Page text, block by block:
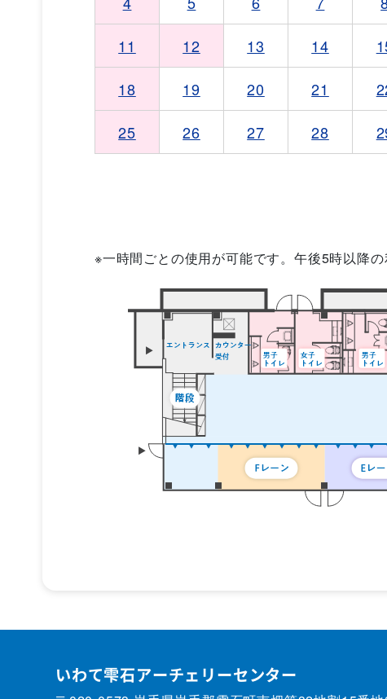
11 12 13 14
18 19 20 21
25 26 27 28
※一時間ごとの使用が可能です。午後5時以降
いわて雫石アーチェリーセンター